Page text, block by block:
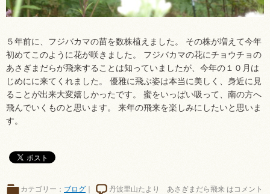
５年前に、フジバカマの苗を数株植えました。 その株が増えて今年
初めてこのように花が咲きました。 フジバカマの花にチョウチョの
あさぎまだらが飛来することは知っていましたが、今年の１０月は
じめにに来てくれました。 優雅に飛ぶ姿は本当に美しく、身近に見
ることが出来大変嬉しかったです。 蜜をいっぱい吸って、南の方へ
飛んでいくものと思います。 来年の飛来を楽しみにしたいと思いま
す。
カテゴリー： ブログ 丹波里山たより あさぎまだら飛来 は コメント